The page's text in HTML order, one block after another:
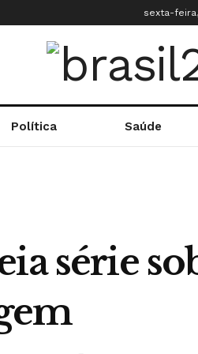
sexta-
Política Saúde
série